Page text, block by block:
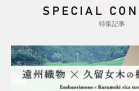
特集記事